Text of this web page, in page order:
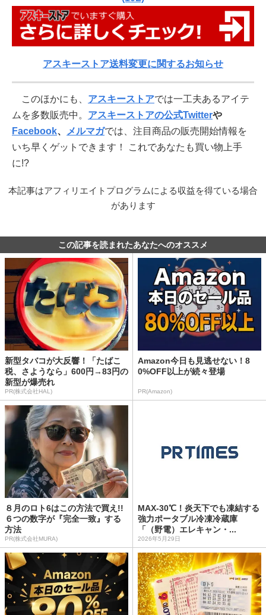
アスキーストア送料変更に関するお知らせ
このほかにも、 アスキーストアでは一工夫あるアイテ
ムを多数販売中。 アスキーストアの公式Twitterや
Facebook、 メルマガでは、注目商品の販売開始情報を
いち早くゲットできます！ これであなたも買い物上手
に!?
本記事はアフィリエイトプログラムによる収益を得ている場合
があります
この記事を読まれたあなたへのオススメ
新型タバコが大反響！「たばこ
税、さようなら」600円→83円の
新型が爆売れ
PR(株式会社HAL)
Amazon今日も見逃せない！8
0%OFF以上が続々登場
PR(Amazon)
８月のロト6はこの方法で買え!!
６つの数字が『完全一致』する
方法
PR(株式会社MURA)
MAX-30℃！炎天下でも凍結する
強力ポータブル冷凍冷蔵庫
「（野電）エレキャン・...
2026年5月29日